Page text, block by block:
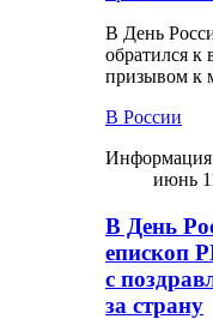
В День
обратился
призывом к
В России
Информация
июнь
В День
епископ
с
за страну